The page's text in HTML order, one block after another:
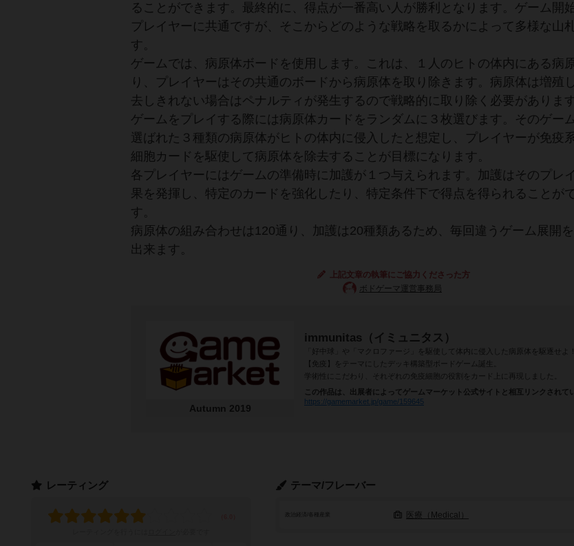
ることができます。最終的に、得点が一番高い人が勝利となります。ゲーム開
プレイヤーに共通ですが、そこからどのような戦略を取るかによって多様な山
す。
ゲームでは、病原体ボードを使用します。これは、１人のヒトの体内にある病
り、プレイヤーはその共通のボードから病原体を取り除きます。病原体は増殖
去しきれない場合はペナルティが発生するので戦略的に取り除く必要があります
ゲームをプレイする際には病原体カードをランダムに３枚選びます。そのゲー
選ばれた３種類の病原体がヒトの体内に侵入したと想定し、プレイヤーが免疫
細胞カードを駆使して病原体を除去することが目標になります。
各プレイヤーにはゲームの準備時に加護が１つ与えられます。加護はそのプレ
果を発揮し、特定のカードを強化したり、特定条件下で得点を得られることが
す。
病原体の組み合わせは120通り、加護は20種類あるため、毎回違うゲーム展開
出来ます。
上記文章の執筆にご協力くださった方
ボドゲーマ運営事務局
Autumn 2019
immunitas（イミュニタス）
「好中球」や「マクロファージ」を駆使して体内に侵入した病原体を駆逐せよ！
【免疫】をテーマにしたデッキ構築型ボードゲーム誕生。
学術性にこだわり、それぞれの免疫細胞の役割をカード上に再現しました。
この作品は、出展者によってゲームマーケット公式サイトと相互リンクされて
https://gamemarket.jp/game/159645
テーマ/フレーバー
政治経済/各種産業 医療（Medical）
レーティング